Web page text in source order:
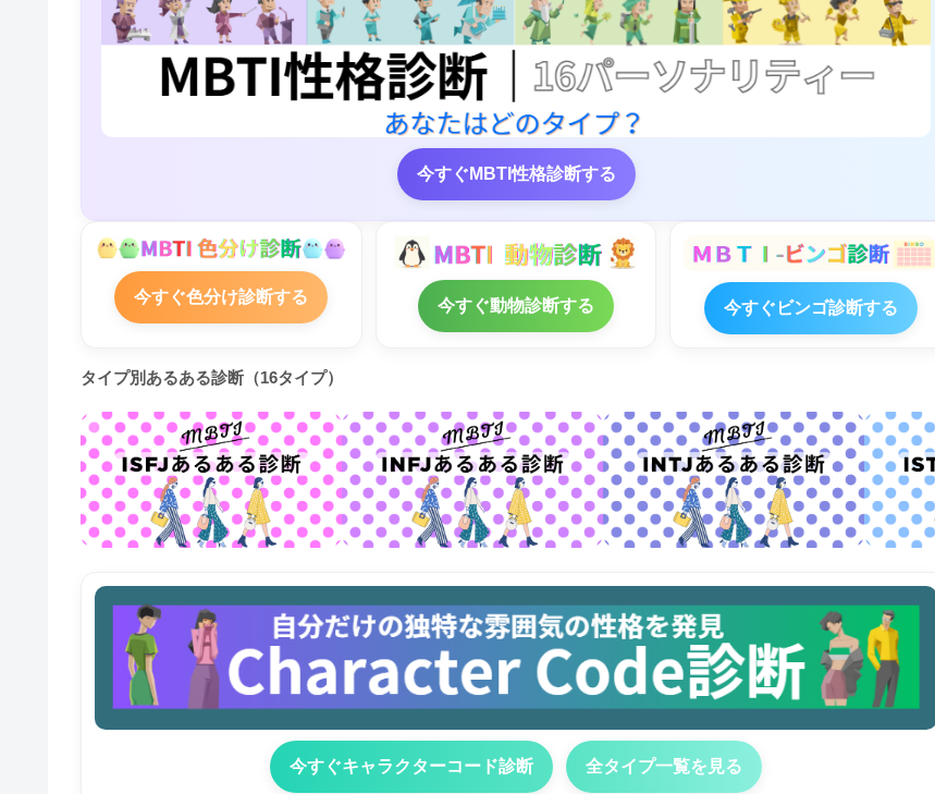
今すぐMBTI性格診断する
今すぐ色分け診断する 今すぐ動物診断する 今すぐビンゴ診断する
タイプ別あるある診断（16タイプ）
今すぐキャラクターコード診断 全タイプ一覧を見る